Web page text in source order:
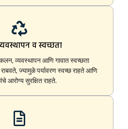
व स्वच्छता
व्यवस्थापन आणि गावात स्वच्छता
राबवते, ज्यामुळे पर्यावरण स्वच्छ राहते आणि
आरोग्य सुरक्षित राहते.